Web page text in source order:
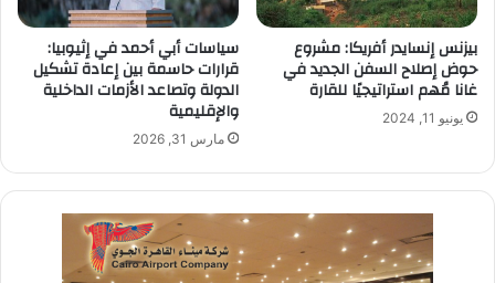
بيزنس إنسايدر أفريكا: مشروع
حوض إصلاح السفن الجديد في
غانا مُهم استراتيجيًا للقارة
يونيو 11, 2024
سياسات أبي أحمد في إثيوبيا:
قرارات حاسمة بين إعادة تشكيل
الدولة وتصاعد الأزمات الداخلية
والإقليمية
مارس 31, 2026